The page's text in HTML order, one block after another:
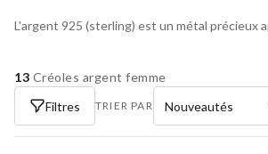
13 Créoles argent femme
Filtres
TRIER PAR